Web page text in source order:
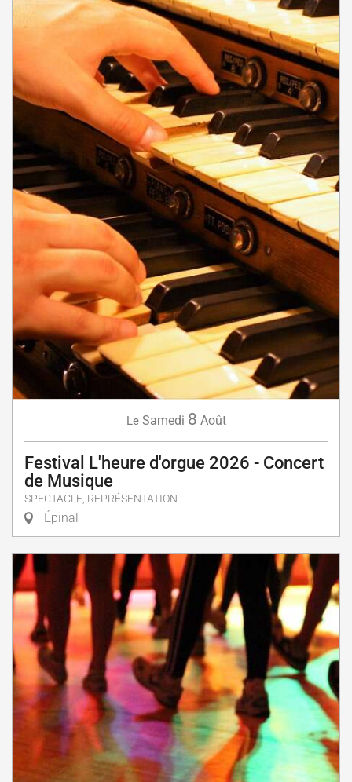
Le Samedi 8 Août
Festival L'heure d'orgue 2026 - Concert
de Musique
SPECTACLE, REPRÉSENTATION
Épinal